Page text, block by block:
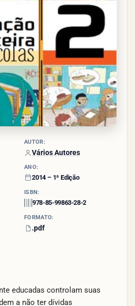
AUTOR:
Vários Autores
ANO:
2014 – 1ª Edição
ISBN:
978-85-99863-28-2
FORMATO:
.pdf
educadas controlam suas
a não ter dívidas